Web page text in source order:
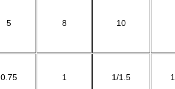
5 8 10
0.75 1 1/1.5